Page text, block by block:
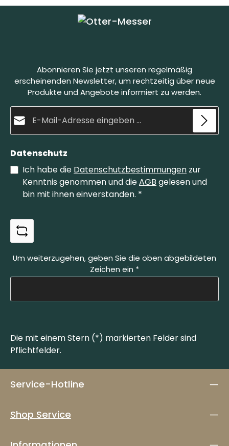
Manufaktur OTTER-Messer|
Schwertstraße 35, 42651 Solingen
Manufaktur OTTER-Messer|
Schwertstraße 35, 42651 Solingen
4 Plätze verfügbar
Sa., 17.10.26, 09:00 - 16:00
Manufaktur OTTER-Messer|
4 Plätze verfügbar
Sa., 24.10.26, 09:00 - 16:00
Manufaktur OTTER-Messer
Manufaktur OTTER-Messer|
Schwertstraße 35, 42651 Solingen
Abonnieren Sie jetzt unseren regelmäßig
erscheinenden Newsletter, um rechtzeitig über neue
Produkte und Angebote informiert zu werden.
Datenschutz
Ich habe die Datenschutzbestimmungen zur
Kenntnis genommen und dieAGB gelesen und
bin mit ihnen einverstanden. *
Um weiterzugehen, geben Sie die oben abgebildeten
Zeichen ein *
Die mit einem Stern (*) markierten Felder sind
Pflichtfelder.
Service-Hotline
Shop Service